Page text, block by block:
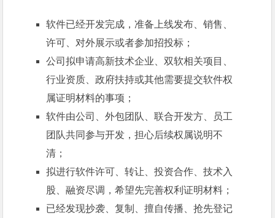
软件已经开发完成，准备上线发布、销售、
许可、对外展示或者参加招投标；
公司拟申请高新技术企业、双软相关项目、
行业资质、政府扶持或其他需要提交软件权
属证明材料的事项；
软件由公司、外包团队、联合开发方、员工
团队共同参与开发，担心后续权属说明不
清；
拟进行软件许可、转让、投资合作、技术入
股、融资尽调，希望先完善权利证明材料；
已经发现抄袭、复制、擅自传播、抢先登记